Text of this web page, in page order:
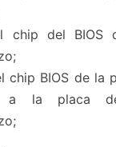
chip del BIOS
chip BIOS de la
a la placa